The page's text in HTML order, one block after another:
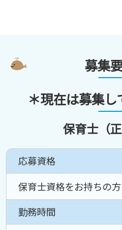
募集
＊現在は募集
保育士（正
応募資格
保育士資格をお持ちの方
勤務時間